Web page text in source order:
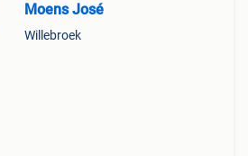
Moens José
Willebroek